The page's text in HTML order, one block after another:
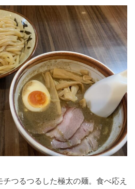
つるつるした極太の麺。食べ応え